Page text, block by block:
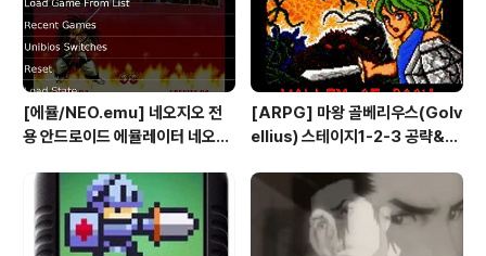
[에뮬/NEO.emu] 네오지오 전
용 안드로이드 에뮬레이터 네오지
폰 테이크HD Android Emul G
ame)
[ARPG] 마왕 골베리우스(Golv
ellius) 스테이지1-2-3 공략&맵